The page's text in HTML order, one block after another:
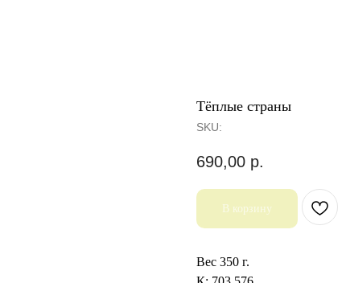
Тёплые страны
SKU:
690,00 р.
В корзину
Вес 350 г.